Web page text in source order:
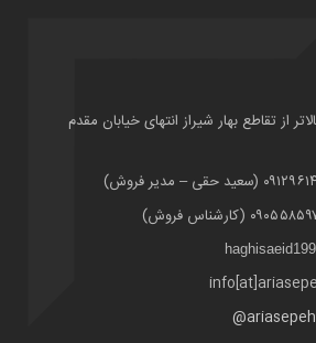
از تقاطع بهار شیراز انتهای خیابان مقدم